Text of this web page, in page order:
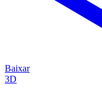
Baixar
3D